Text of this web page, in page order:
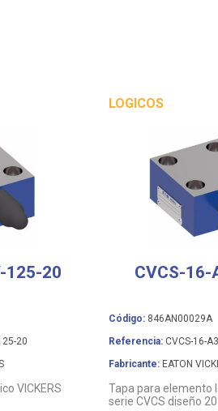
125-20
20
VICKERS
LOGICOS
CVCS-16-
Código: 846AN00029A
Referencia: CVCS-16-
Fabricante: EATON
Tapa para elemento
serie CVCS diseño 20